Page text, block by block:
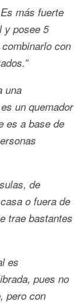
más fuerte
y posee 5
con
una
un quemador
es a base de
de
o fuera de
trae bastantes
es
pues no
pero con